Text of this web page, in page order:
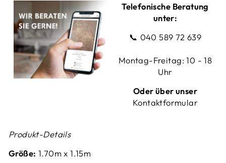
Telefonische Beratung
unter:
📞 040 589 72 639
Montag-Freitag: 10 - 18
Uhr
Oder über unser
Kontaktformular
Produkt-Details
Größe: 1.70m x 1.15m